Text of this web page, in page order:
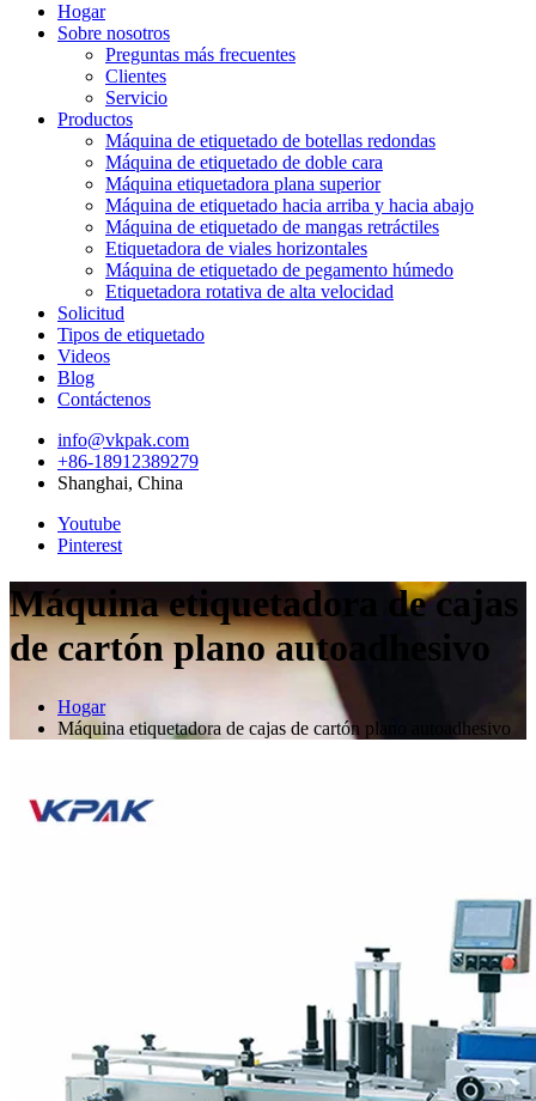
Hogar
Sobre nosotros
Preguntas más frecuentes
Clientes
Servicio
Productos
Máquina de etiquetado de botellas redondas
Máquina de etiquetado de doble cara
Máquina etiquetadora plana superior
Máquina de etiquetado hacia arriba y hacia abajo
Máquina de etiquetado de mangas retráctiles
Etiquetadora de viales horizontales
Máquina de etiquetado de pegamento húmedo
Etiquetadora rotativa de alta velocidad
Solicitud
Tipos de etiquetado
Videos
Blog
Contáctenos
info@vkpak.com
+86-18912389279
Shanghai, China
Youtube
Pinterest
Máquina etiquetadora de cajas
de cartón plano autoadhesivo
Hogar
Máquina etiquetadora de cajas de cartón plano autoadhesivo